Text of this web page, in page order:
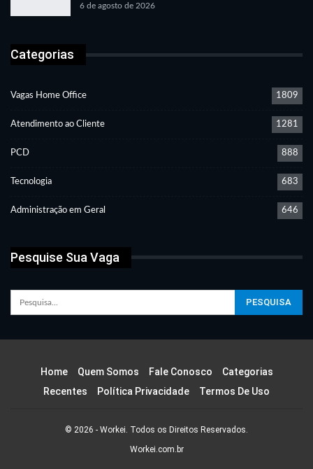
6 de agosto de 2026
Categorias
Vagas Home Office 1809
Atendimento ao Cliente 1281
PCD 888
Tecnologia 683
Administração em Geral 646
Pesquise Sua Vaga
Home Quem Somos Fale Conosco
Categorias
Recentes
Política Privacidade Termos De Uso
© 2026 - Workei. Todos os Direitos Reservados.
Workei.com.br